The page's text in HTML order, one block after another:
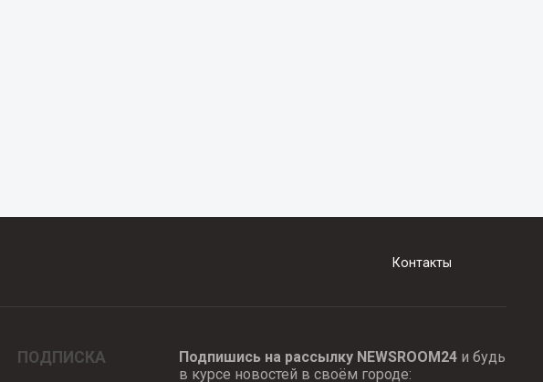
Контакты
ПОДПИСКА Подпишись на рассылку NEWSROOM24и будь
в курсе новостей в своём городе: